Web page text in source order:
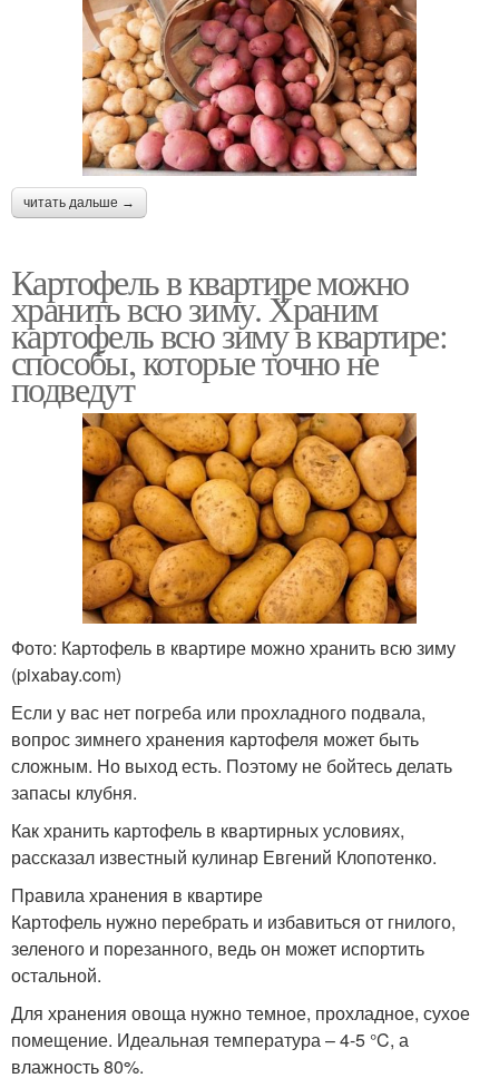
читать дальше →
Картофель в квартире можно
хранить всю зиму. Храним
картофель всю зиму в квартире:
способы, которые точно не
подведут
Фото: Картофель в квартире можно хранить всю зиму
(pixabay.com)
Если у вас нет погреба или прохладного подвала,
вопрос зимнего хранения картофеля может быть
сложным. Но выход есть. Поэтому не бойтесь делать
запасы клубня.
Как хранить картофель в квартирных условиях,
рассказал известный кулинар Евгений Клопотенко.
Правила хранения в квартире
Картофель нужно перебрать и избавиться от гнилого,
зеленого и порезанного, ведь он может испортить
остальной.
Для хранения овоща нужно темное, прохладное, сухое
помещение. Идеальная температура – 4-5 °C, а
влажность 80%.